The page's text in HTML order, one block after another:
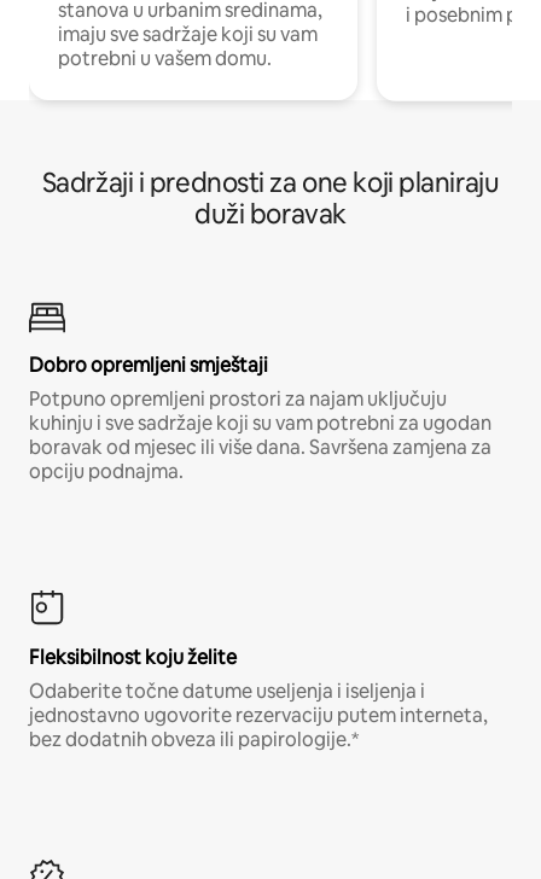
stanova u urbanim sredinama,
imaju sve sadržaje koji su vam
potrebni u vašem domu.
i posebnim
Sadržaji i prednosti za one koji planiraju
duži boravak
Dobro opremljeni smještaji
Potpuno opremljeni prostori za najam uključuju
kuhinju i sve sadržaje koji su vam potrebni za ugodan
boravak od mjesec ili više dana. Savršena zamjena za
opciju podnajma.
Fleksibilnost koju želite
Odaberite točne datume useljenja i iseljenja i
jednostavno ugovorite rezervaciju putem interneta,
bez dodatnih obveza ili papirologije.*